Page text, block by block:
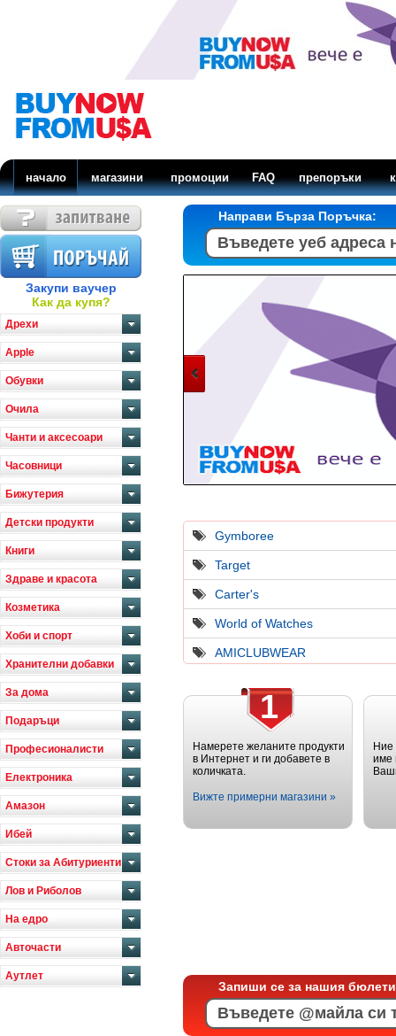
начало магазини промоции FAQ препоръки
Закупи ваучер
Как да купя?
Дрехи
Apple
Обувки
Очила
Чанти и аксесоари
Часовници
Бижутерия
Детски продукти
Книги
Здраве и красота
Козметика
Хоби и спорт
Хранителни добавки
За дома
Подаръци
Професионалисти
Електроника
Амазон
Ибей
Стоки за Абитуриенти
Лов и Риболов
На едро
Авточасти
Аутлет
Направи Бърза Поръчка:
Gymboree
Target
Carter's
World of Watches
AMICLUBWEAR
1
Намерете желаните продукти
в Интернет и ги добавете в
количката.
Вижте примерни магазини »
име
Запиши се за нашия